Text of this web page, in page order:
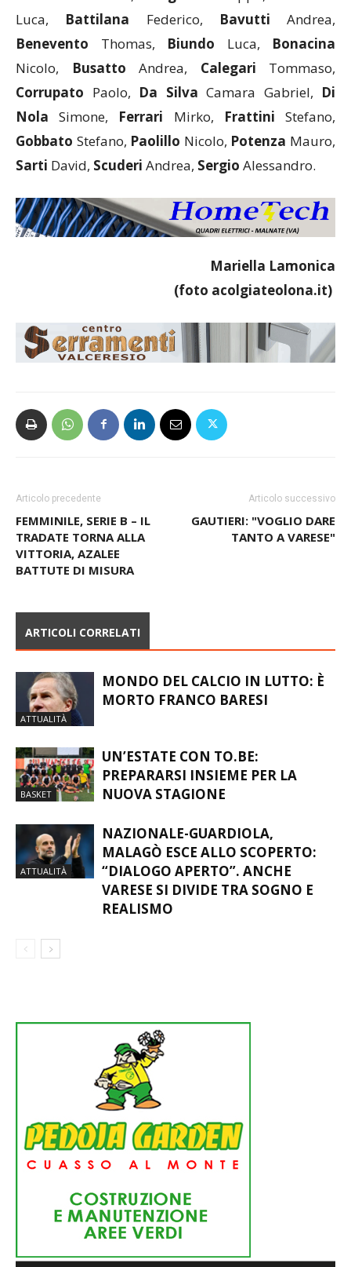
Luca, Battilana Federico, Bavutti Andrea,
Benevento Thomas, Biundo Luca, Bonacina
Nicolo,
Busatto Andrea, Calegari Tommaso,
Corrupato Paolo, Da Silva Camara Gabriel, Di
Nola Simone, Ferrari Mirko, Frattini Stefano,
Gobbato Stefano, Paolillo Nicolo, Potenza Mauro,
Sarti David, Scuderi Andrea, Sergio Alessandro.
Mariella Lamonica
Articolo precedente
FEMMINILE, SERIE B – IL
TRADATE TORNA ALLA
Articolo successivo
ATTUALITÀ
MONDO DEL CALCIO IN LUTTO: È
BASKET
UN’ESTATE CON TO.BE:
PREPARARSI INSIEME PER LA
NAZIONALE-GUARDIOLA,
MALAGÒ ESCE ALLO SCOPERTO:
“DIALOGO APERTO”. ANCHE
VARESE SI DIVIDE TRA SOGNO E